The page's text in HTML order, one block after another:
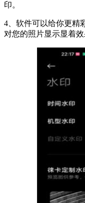
印。
4、软件可以给你更精
对您的照片显示显着